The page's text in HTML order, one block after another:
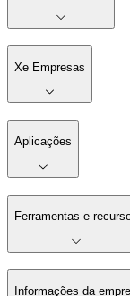
Xe Empresas
Aplicações
Ferramentas e
Informações da